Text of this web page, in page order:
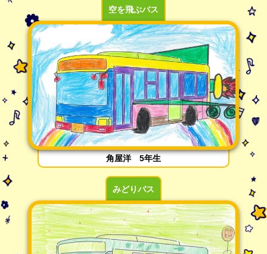
空を飛ぶバス
角屋洋 5年生
みどりバス